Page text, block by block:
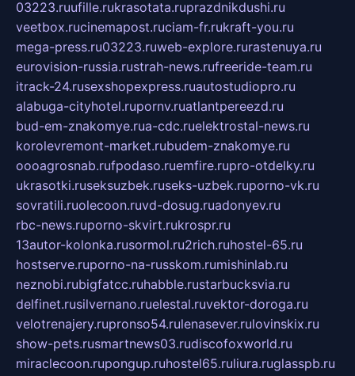
03223.ruufille.rukrasotata.ruprazdnikdushi.ru
veetbox.rucinemapost.ruciam-fr.rukraft-you.ru
mega-press.ru03223.ruweb-explore.rurastenuya.ru
eurovision-russia.rustrah-news.rufreeride-team.ru
itrack-24.rusexshopexpress.ruautostudiopro.ru
alabuga-cityhotel.rupornv.ruatlantpereezd.ru
bud-em-znakomye.rua-cdc.ruelektrostal-news.ru
korolevremont-market.rubudem-znakomye.ru
oooagrosnab.rufpodaso.ruemfire.rupro-otdelky.ru
ukrasotki.ruseksuzbek.ruseks-uzbek.ruporno-vk.ru
sovratili.ruolecoon.ruvd-dosug.ruadonyev.ru
rbc-news.ruporno-skvirt.rukrospr.ru
13autor-kolonka.rusormol.ru2rich.ruhostel-65.ru
hostserve.ruporno-na-russkom.rumishinlab.ru
neznobi.rubigfatcc.ruhabble.rustarbucksvia.ru
delfinet.rusilvernano.ruelestal.ruvektor-doroga.ru
velotrenajery.rupronso54.rulenasever.rulovinskix.ru
show-pets.rusmartnews03.rudiscofoxworld.ru
miraclecoon.rupongup.ruhostel65.ruliura.ruglasspb.ru